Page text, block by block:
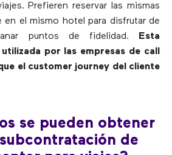
Prefieren reservar las mismas
en el mismo hotel para disfrutar de
puntos de fidelidad.
Esta
por las empresas de call
el customer journey del cliente
se pueden obtener
de